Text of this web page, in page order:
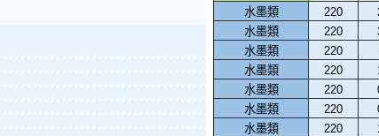
水墨類
220
水墨類
220
水墨類
220
水墨類
220
水墨類
220
水墨類
220
水墨類
220